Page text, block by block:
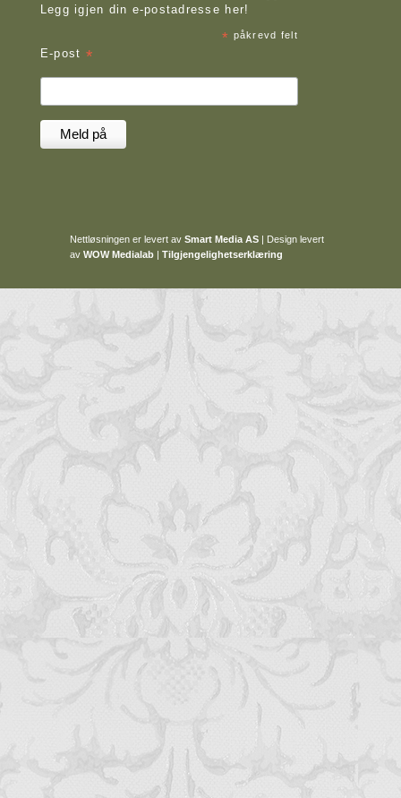
Legg igjen din e-postadresse her!
* påkrevd felt
E-post *
Nettløsningen er levert avSmart Media AS | Design levert
avWOW Medialab |Tilgjengelighetserklæring